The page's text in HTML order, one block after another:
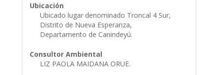
Ubicación
Ubicado lugar denominado Troncal 4 Sur,
Distrito de Nueva Esperanza,
Departamento de Canindeyú.
Consultor Ambiental
LIZ PAOLA MAIDANA ORUE.